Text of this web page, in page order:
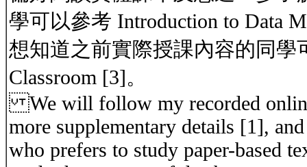
學可以參考 Introduction to Data
想知道之前實際授課內容的同學
Classroom [3]。
We will follow my recorded
more supplementary details [1],
who prefers to study paper-based